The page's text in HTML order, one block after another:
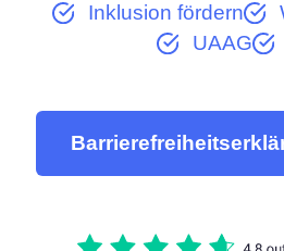
Inklusion fördern
UAAG